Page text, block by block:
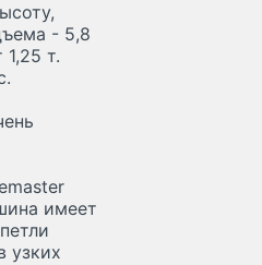
- 5,8
т.
имеет
узких